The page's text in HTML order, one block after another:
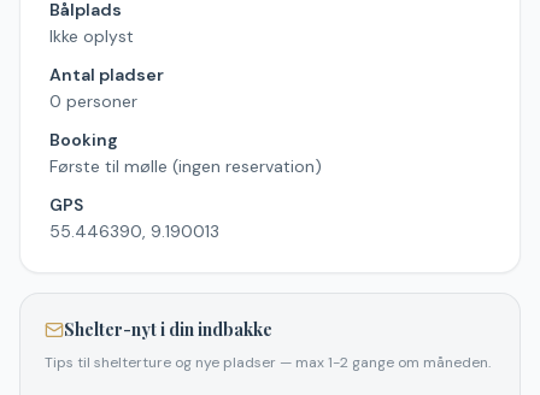
Bålplads
Ikke oplyst
Antal pladser
0 personer
Booking
Første til mølle (ingen reservation)
GPS
55.446390, 9.190013
Shelter-nyt i din indbakke
Tips til shelterture og nye pladser — max 1-2 gange om måneden.